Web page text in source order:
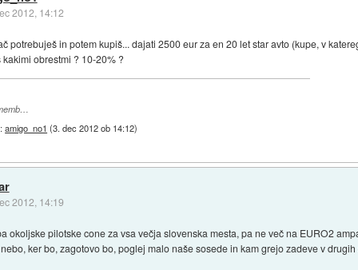
2012, 14:12
potrebuješ in potem kupiš... dajati 2500 eur za en 20 let star avto (kupe, v
obrestmi ? 10-20% ?
amigo_no1 (3. dec 2012 ob 14:12)
2012, 14:19
okoljske pilotske cone za vsa večja slovenska mesta, pa ne več na EURO2
ker bo, zagotovo bo, poglej malo naše sosede in kam grejo zadeve v drugih